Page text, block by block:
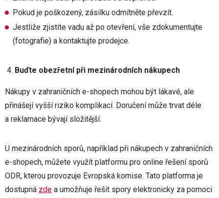
Pokud je poškozený, zásilku odmítněte převzít.
Jestliže zjistíte vadu až po otevření, vše zdokumentujte
(fotografie) a kontaktujte prodejce.
Buďte obezřetní při mezinárodních nákupech
Nákupy v zahraničních e-shopech mohou být lákavé, ale
přinášejí vyšší riziko komplikací. Doručení může trvat déle
a reklamace bývají složitější.
U mezinárodních sporů, například při nákupech v zahraničních
e-shopech, můžete využít platformu pro online řešení sporů
ODR, kterou provozuje Evropská komise. Tato platforma je
dostupná zde a umožňuje řešit spory elektronicky za pomoci